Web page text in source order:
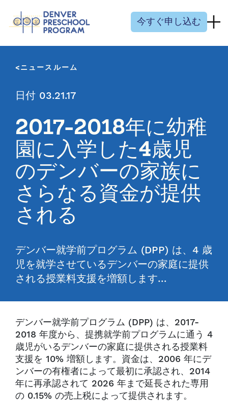
今すぐ申し込む
ニュースルーム
日付 03.21.17
2017-2018年に幼稚
園に入学した4歳児
のデンバーの家族に
さらなる資金が提供
される
デンバー就学前プログラム (DPP) は、4 歳
児を就学させているデンバーの家庭に提供
される授業料支援を増額します…
デンバー就学前プログラム (DPP) は、2017-
2018 年度から、提携就学前プログラムに通う 4
歳児がいるデンバーの家庭に提供される授業料
支援を 10% 増額します。資金は、2006 年にデ
ンバーの有権者によって最初に承認され、2014
年に再承認されて 2026 年まで延長された専用
の 0.15% の売上税によって提供されます。